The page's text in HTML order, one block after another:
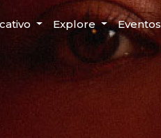
Explore Eventos